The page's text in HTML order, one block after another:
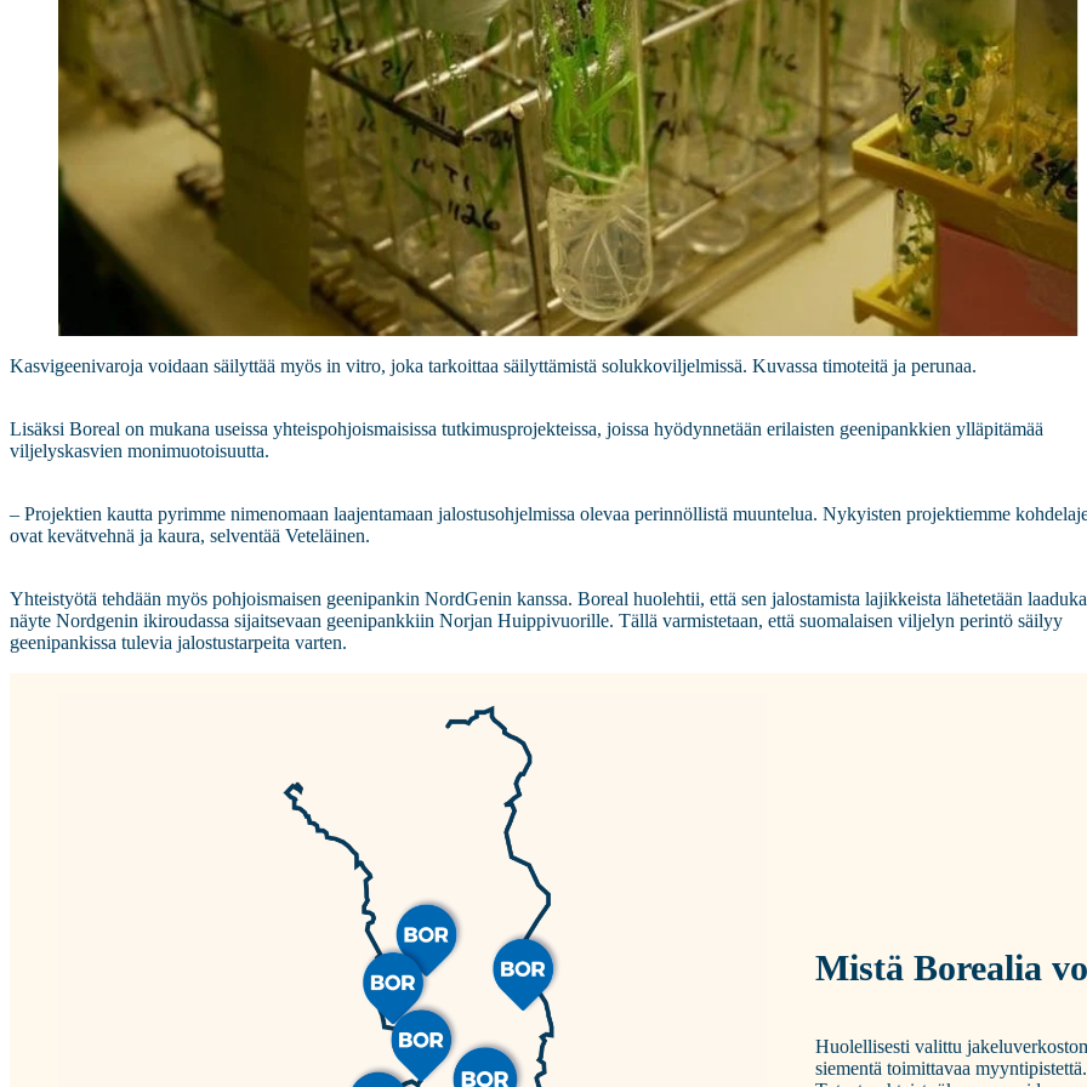
Kasvigeenivaroja voidaan säilyttää myös in vitro, joka tarkoittaa säilyttämistä solukkoviljelmissä. Kuvassa timoteitä ja perunaa.
Lisäksi Boreal on mukana useissa yhteispohjoismaisissa tutkimusprojekteissa, joissa hyödynnetään erilaisten geenipankkien ylläpitämää
viljelyskasvien monimuotoisuutta.
– Projektien kautta pyrimme nimenomaan laajentamaan jalostusohjelmissa olevaa perinnöllistä muuntelua. Nykyisten projektiemme
ovat kevätvehnä ja kaura, selventää Veteläinen.
Yhteistyötä tehdään myös pohjoismaisen geenipankin NordGenin kanssa. Boreal huolehtii, että sen jalostamista lajikkeista lähetetään
näyte Nordgenin ikiroudassa sijaitsevaan geenipankkiin Norjan Huippivuorille. Tällä varmistetaan, että suomalaisen viljelyn perintö säilyy
geenipankissa tulevia jalostustarpeita varten.
Mistä Borealia
Huolellisesti valittu
siementä toimittavaa myyntipistettä.